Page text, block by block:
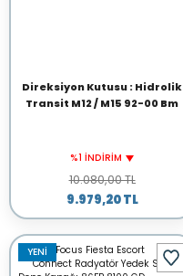
Direksiyon Kutusu : Hidrolik
Transit M12 / M15 92-00 Bm
%1 İNDİRİM
10.080,00 TL
9.979,20 TL
YENİ